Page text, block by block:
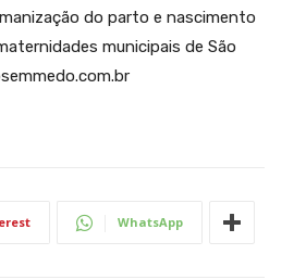
do parto e nascimento
municipais de São
WhatsApp